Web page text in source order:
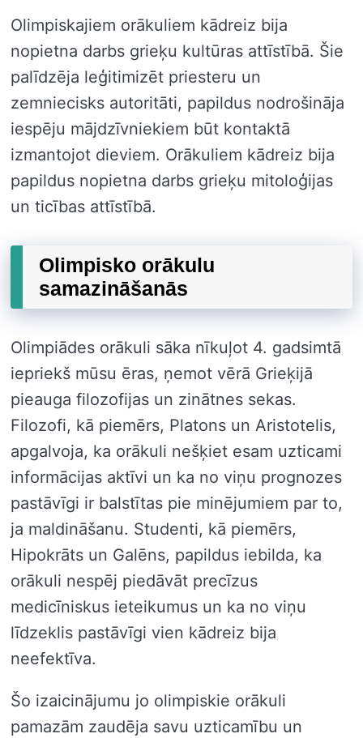
Olimpiskajiem orākuliem kādreiz bija
nopietna darbs grieķu kultūras attīstībā. Šie
palīdzēja leģitimizēt priesteru un
zemniecisks autoritāti, papildus nodrošināja
iespēju mājdzīvniekiem būt kontaktā
izmantojot dieviem. Orākuliem kādreiz bija
papildus nopietna darbs grieķu mitoloģijas
un ticības attīstībā.
Olimpisko orākulu
samazināšanās
Olimpiādes orākuli sāka nīkuļot 4. gadsimtā
iepriekš mūsu ēras, ņemot vērā Grieķijā
pieauga filozofijas un zinātnes sekas.
Filozofi, kā piemērs, Platons un Aristotelis,
apgalvoja, ka orākuli nešķiet esam uzticami
informācijas aktīvi un ka no viņu prognozes
pastāvīgi ir balstītas pie minējumiem par to,
ja maldināšanu. Studenti, kā piemērs,
Hipokrāts un Galēns, papildus iebilda, ka
orākuli nespēj piedāvāt precīzus
medicīniskus ieteikumus un ka no viņu
līdzeklis pastāvīgi vien kādreiz bija
neefektīva.
Šo izaicinājumu jo olimpiskie orākuli
pamazām zaudēja savu uzticamību un